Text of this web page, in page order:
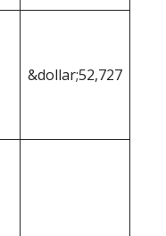
&dollar;52,727